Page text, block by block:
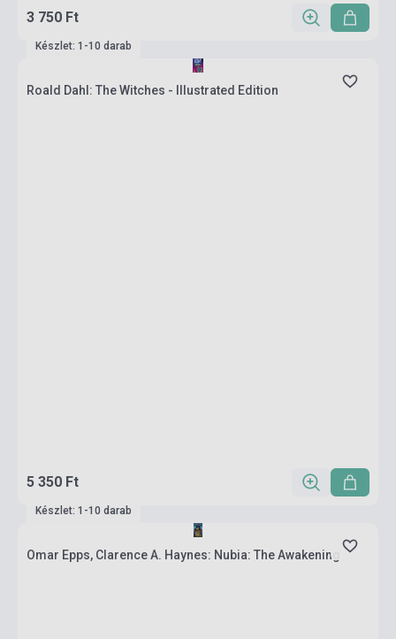
3 750 Ft
Készlet: 1-10 darab
Roald Dahl: The Witches - Illustrated Edition
5 350 Ft
Készlet: 1-10 darab
Omar Epps, Clarence A. Haynes: Nubia: The Awakening